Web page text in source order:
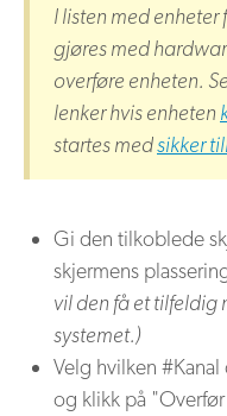
I listen med
gjøres med
overføre enheten.
lenker hvis enheten
startes medsikker
Gi den tilkoblede
skjermens
vil den få et tilfeldig
systemet.)
Velg hvilken
og klikk på "Overfør